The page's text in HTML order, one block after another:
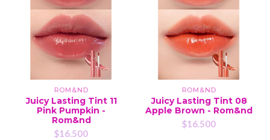
ROM&ND
Juicy Lasting Tint 11
Pink Pumpkin -
Rom&nd
$16.500
ROM&ND
Juicy Lasting Tint 08
Apple Brown - Rom&nd
$16.500